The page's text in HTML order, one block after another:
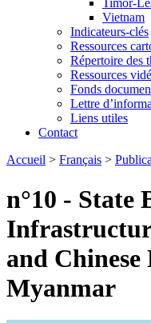
Timor-
Vietnam
Indicateurs-clés
Ressources
Répertoire des
Ressources
Fonds
Lettre
Liens utiles
Contact
Accueil > Français >
n°10 - State
and
Myanmar